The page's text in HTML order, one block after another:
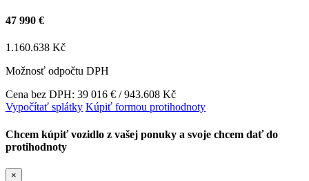
47 990 €
1.160.638 Kč
Možnosť odpočtu DPH
Cena bez DPH: 39 016 € / 943.608 Kč
Vypočítať splátky Kúpiť formou protihodnoty
Chcem kúpiť vozidlo z vašej ponuky a svoje chcem dať do
protihodnoty
×